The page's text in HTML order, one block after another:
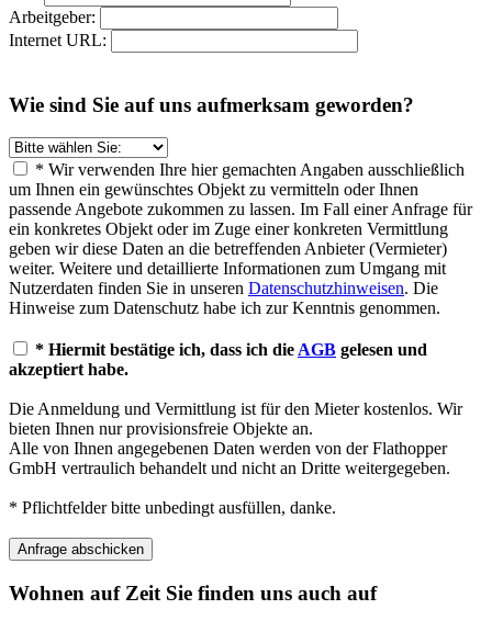
Arbeitgeber:
Internet URL:
Wie sind Sie auf uns aufmerksam geworden?
* Wir verwenden Ihre hier gemachten Angaben ausschließlich
um Ihnen ein gewünschtes Objekt zu vermitteln oder Ihnen
passende Angebote zukommen zu lassen. Im Fall einer Anfrage für
ein konkretes Objekt oder im Zuge einer konkreten Vermittlung
geben wir diese Daten an die betreffenden Anbieter (Vermieter)
weiter. Weitere und detaillierte Informationen zum Umgang mit
Nutzerdaten finden Sie in unseren Datenschutzhinweisen. Die
Hinweise zum Datenschutz habe ich zur Kenntnis genommen.
* Hiermit bestätige ich, dass ich die AGB gelesen und
akzeptiert habe.
Die Anmeldung und Vermittlung ist für den Mieter kostenlos. Wir
bieten Ihnen nur provisionsfreie Objekte an.
Alle von Ihnen angegebenen Daten werden von der Flathopper
GmbH vertraulich behandelt und nicht an Dritte weitergegeben.
* Pflichtfelder bitte unbedingt ausfüllen, danke.
Wohnen auf Zeit Sie finden uns auch auf